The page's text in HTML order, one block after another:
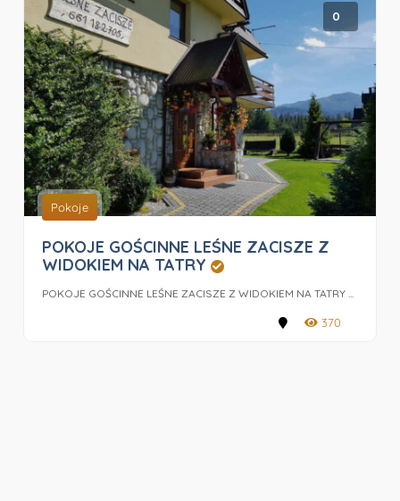
0
Pokoje
POKOJE GOŚCINNE LEŚNE ZACISZE Z
WIDOKIEM NA TATRY
POKOJE GOŚCINNE LEŚNE ZACISZE Z WIDOKIEM NA TATRY ...
370